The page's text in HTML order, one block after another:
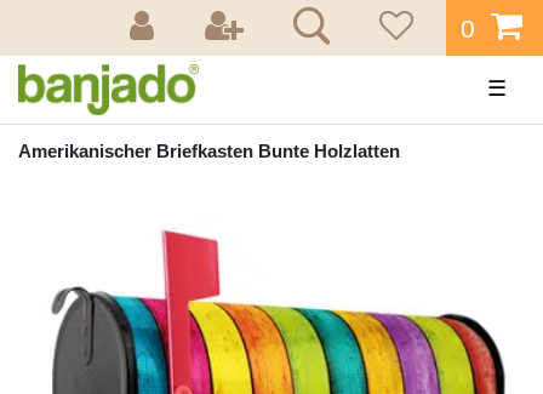
0
☰
Amerikanischer Briefkasten Bunte Holzlatten